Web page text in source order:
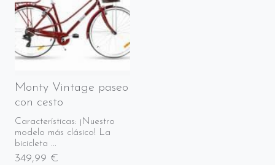
Monty Vintage paseo
con cesto
Características: ¡Nuestro
modelo más clásico! La
bicicleta ...
349,99 €